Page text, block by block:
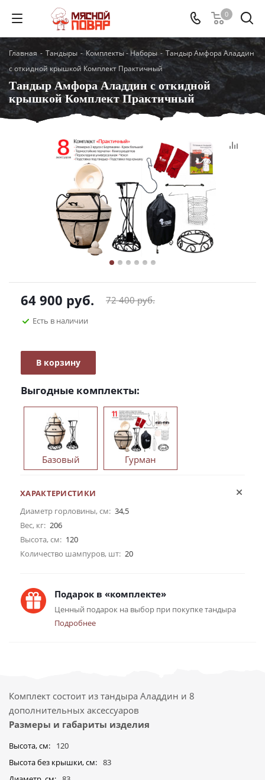
0
Главная - Тандыры - Комплекты - Наборы - Тандыр Амфора Аладдин
с откидной крышкой Комплект Практичный
Тандыр Амфора Аладдин с откидной
крышкой Комплект Практичный
64 900 руб. 72 400руб.
Есть в наличии
В корзину
Выгодные комплекты:
Базовый Гурман
ХАРАКТЕРИСТИКИ
Диаметр горловины, см: 34,5
Вес, кг: 206
Высота, см: 120
Количество шампуров, шт: 20
Подарок в «комплекте»
Ценный подарок на выбор при покупке тандыра
Подробнее
Комплект состоит из тандыра Аладдин и 8
дополнительных аксессуаров
Размеры и габариты изделия
Высота, см
120
Высота без крышки, см
83